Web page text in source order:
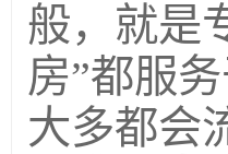
般，就是
房”都服
大多都会